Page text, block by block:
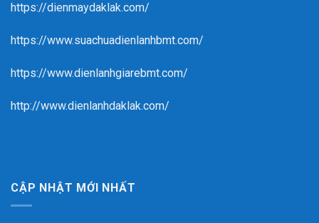
https://dienmaydaklak.com/
https://www.suachuadienlanhbmt.com/
https://www.dienlanhgiarebmt.com/
http://www.dienlanhdaklak.com/
CẬP NHẬT MỚI NHẤT